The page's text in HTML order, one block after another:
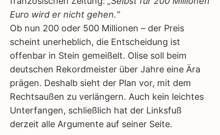
Euro wird er nicht gehen.“
Ob nun 200 oder 500 Millionen – der Preis
scheint unerheblich, die Entscheidung ist
offenbar in Stein gemeißelt. Olise soll beim
deutschen Rekordmeister über Jahre eine Ära
prägen. Deshalb sieht der Plan vor, mit dem
Rechtsaußen zu verlängern. Auch kein leichtes
Unterfangen, schließlich hat der Linksfuß
derzeit alle Argumente auf seiner Seite.